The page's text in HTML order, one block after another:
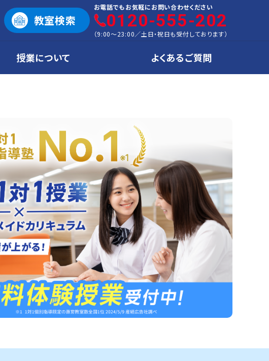
教室検索
お電話でもお気軽にお問い合わせください
0120-555-202
（9:00～23:00／土日・祝日も受付しております）
授業について よくあるご質問